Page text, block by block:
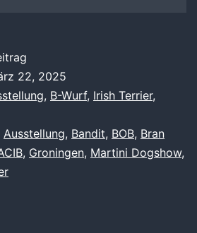
22, 2025
, B-Wurf, Irish Terrier,
Ausstellung, Bandit, BOB, Bran
, Groningen, Martini Dogshow,